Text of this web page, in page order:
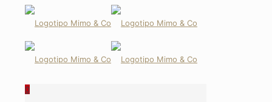
0
NEW!